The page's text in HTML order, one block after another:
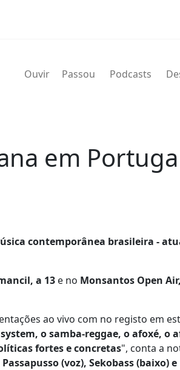
Ouvir Passou Podcasts
em
contemporânea brasileira -
a 13 e no Monsantos Open
ao vivo com no registo em
o samba-reggae, o afoxé, o
fortes e concretas", conta a
(voz), Sekobass (baixo)